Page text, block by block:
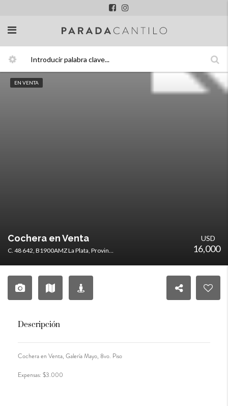
EN VENTA
Cochera en Venta
C. 48 642, B1900AMZ La Plata, Provincia de Buenos Aires, Argentina
USD
16,000
Descripción
Cochera en Venta, Galería Mayo, 8vo. Piso
Expensas: $3.000